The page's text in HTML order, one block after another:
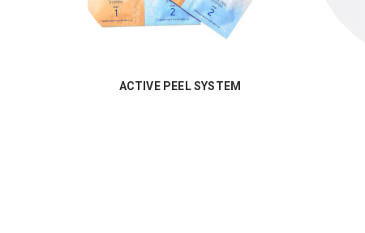
ACTIVE PEEL SYSTEM